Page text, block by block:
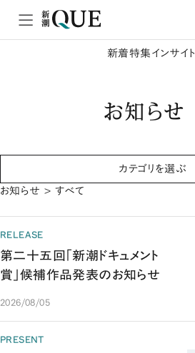
新着特集 インサイト
お知らせ
カテゴリを選ぶ
お知らせ > すべて
RELEASE
第二十五回「新潮ドキュメント
賞」候補作品発表のお知らせ
2026/08/05
PRESENT